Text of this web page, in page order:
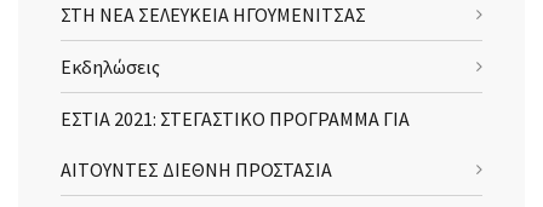
ΣΤΗ ΝΕΑ ΣΕΛΕΥΚΕΙΑ ΗΓΟΥΜΕΝΙΤΣΑΣ
Εκδηλώσεις
ΕΣΤΙΑ 2021: ΣΤΕΓΑΣΤΙΚΟ ΠΡΟΓΡΑΜΜΑ ΓΙΑ
ΑΙΤΟΥΝΤΕΣ ΔΙΕΘΝΗ ΠΡΟΣΤΑΣΙΑ